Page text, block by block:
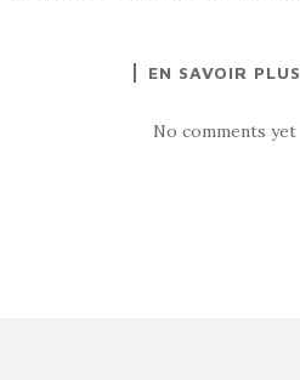
EN SAVOIR PLUS
No comments yet